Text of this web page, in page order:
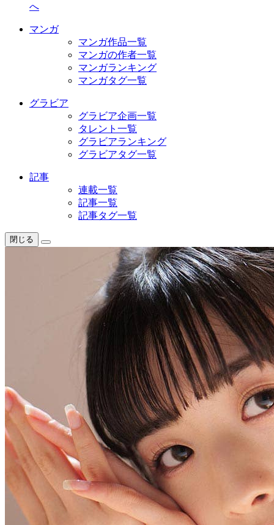
へ
マンガ
マンガ作品一覧
マンガの作者一覧
マンガランキング
マンガタグ一覧
グラビア
グラビア企画一覧
タレント一覧
グラビアランキング
グラビアタグ一覧
記事
連載一覧
記事一覧
記事タグ一覧
閉じる